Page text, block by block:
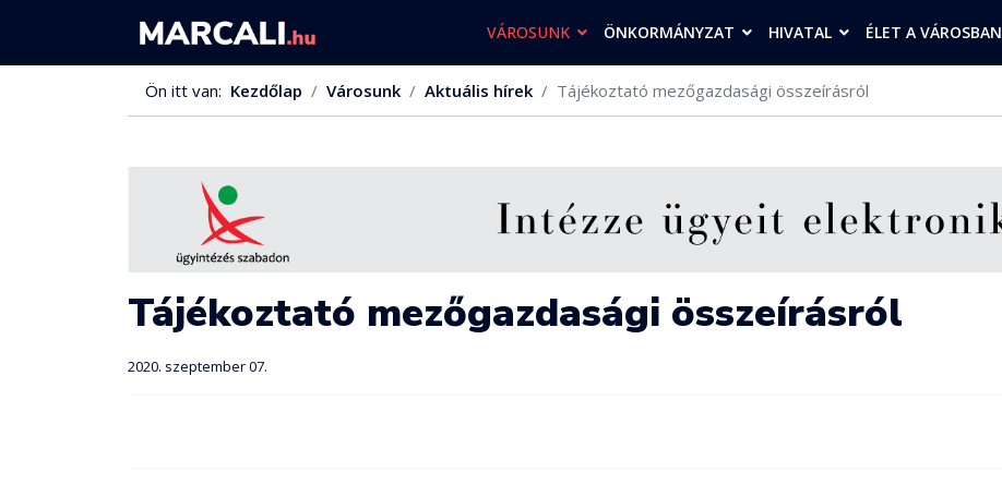
VÁROSUNK ÖNKORMÁNYZAT HIVATAL ÉLET A VÁROSBAN
Ön itt van: Kezdőlap Városunk Aktuális hírek Tájékoztató mezőgazdasági összeírásról
Tájékoztató mezőgazdasági összeírásról
2020. szeptember 07.